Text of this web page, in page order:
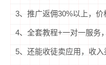
3、推广返佣30%以上，价
4、全套教程+一对一服务
5、还能收徒卖应用，收入